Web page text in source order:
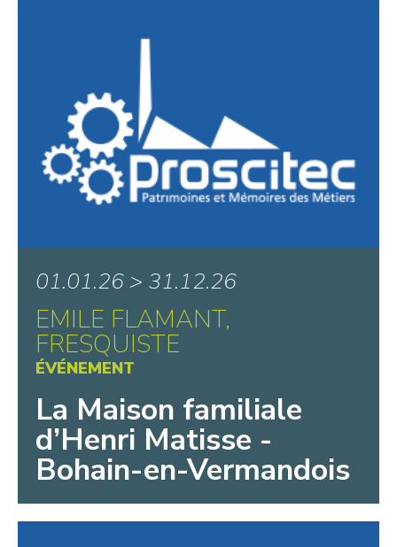
01.01.26 > 31.12.26
EMILE FLAMANT,
FRESQUISTE
ÉVÉNEMENT
La Maison familiale
d’Henri Matisse -
Bohain-en-Vermandois